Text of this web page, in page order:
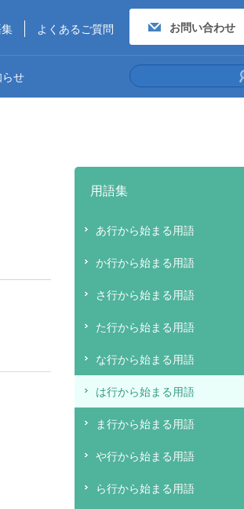
せ
よくあるご質問 お問い合わせ
用語集
あ行から始まる用語
か行から始まる用語
さ行から始まる用語
た行から始まる用語
な行から始まる用語
は行から始まる用語
ま行から始まる用語
や行から始まる用語
ら行から始まる用語